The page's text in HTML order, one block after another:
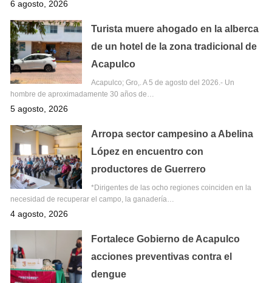
6 agosto, 2026
Turista muere ahogado en la alberca
de un hotel de la zona tradicional de
Acapulco
Acapulco; Gro,. A 5 de agosto del 2026.- Un
hombre de aproximadamente 30 años de…
5 agosto, 2026
Arropa sector campesino a Abelina
López en encuentro con
productores de Guerrero
*Dirigentes de las ocho regiones coinciden en la
necesidad de recuperar el campo, la ganadería…
4 agosto, 2026
Fortalece Gobierno de Acapulco
acciones preventivas contra el
dengue